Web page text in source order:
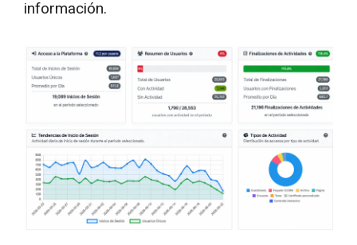
información.